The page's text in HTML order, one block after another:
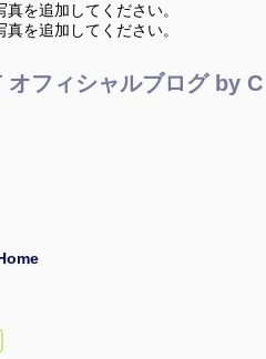
オフィシャルブログ by C